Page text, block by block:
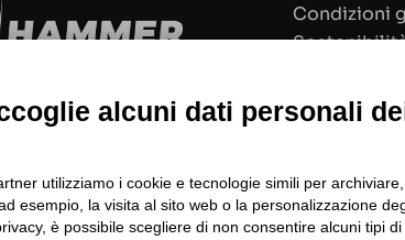
Condizioni
Privacy
Modifica
alcuni dati personali
utilizziamo i cookie e tecnologie simili per
esempio, la visita al sito web o la personalizzazione
è possibile scegliere di non consentire alcuni tipi di